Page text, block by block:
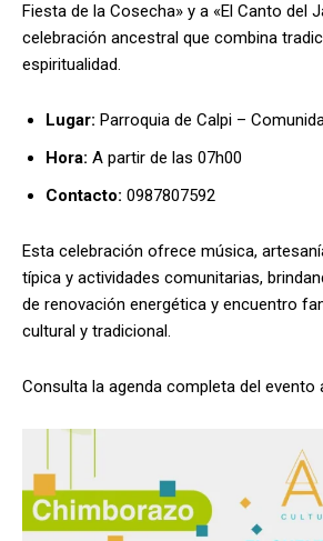
Fiesta de la Cosecha» y a «El Canto del
celebración ancestral que combina
espiritualidad.
Lugar: Parroquia de Calpi –
Hora: A partir de las 07h00
Contacto: 0987807592
Esta celebración ofrece música,
típica y actividades comunitarias,
de renovación energética y encuentro
cultural y tradicional.
Consulta la agenda completa del evento